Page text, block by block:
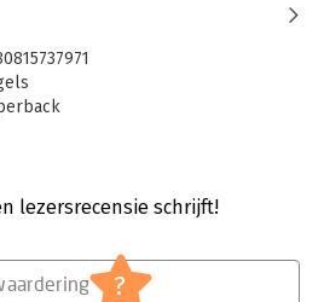
Chatham House Insights Series
lezersrecensie schrijft!
?